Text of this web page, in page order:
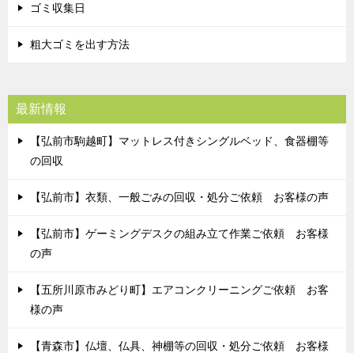
ゴミ収集日
粗大ゴミを出す方法
最新情報
【弘前市駒越町】マットレス付きシングルベッド、食器棚等
の回収
【弘前市】衣類、一般ごみの回収・処分ご依頼 お客様の声
【弘前市】ゲーミングデスクの組み立て作業ご依頼 お客様
の声
【五所川原市みどり町】エアコンクリーニングご依頼 お客
様の声
【青森市】仏壇、仏具、神棚等の回収・処分ご依頼 お客様